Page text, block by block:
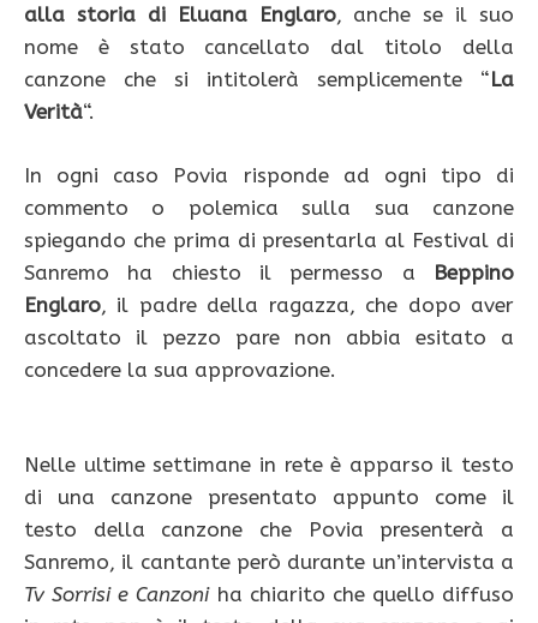
alla storia di Eluana Englaro, anche se il suo
nome è stato cancellato dal titolo della
canzone che si intitolerà semplicemente “La
Verità“.
In ogni caso Povia risponde ad ogni tipo di
commento o polemica sulla sua canzone
spiegando che prima di presentarla al Festival di
Sanremo ha chiesto il permesso a Beppino
Englaro, il padre della ragazza, che dopo aver
ascoltato il pezzo pare non abbia esitato a
concedere la sua approvazione.
Nelle ultime settimane in rete è apparso il testo
di una canzone presentato appunto come il
testo della canzone che Povia presenterà a
Sanremo, il cantante però durante un’intervista a
Tv Sorrisi e Canzoniha chiarito che quello diffuso